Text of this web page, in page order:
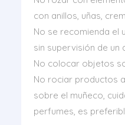
con anillos, uñas,
No se recomienda el
sin supervisión de un
No colocar objetos
No rociar productos
sobre el muñeco,
perfumes, es